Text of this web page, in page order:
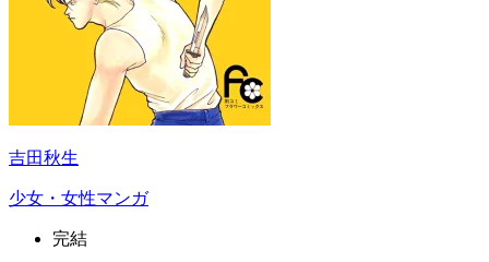
吉田秋生
少女・女性マンガ
完結